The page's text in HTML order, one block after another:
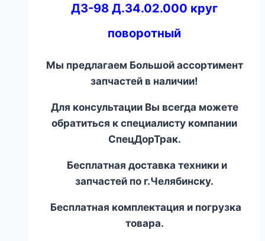
ДЗ-98 Д.34.02.000 круг
поворотный
Мы предлагаем Большой ассортимент
запчастей в наличии!
Для консультации Вы всегда можете
обратиться к специалисту компании
СпецДорТрак.
Бесплатная доставка техники и
запчастей по г.Челябинску.
Бесплатная комплектация и погрузка
товара.